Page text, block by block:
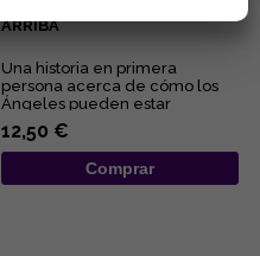
ARRIBA
Una historia en primera
persona acerca de cómo los
Ángeles pueden estar
presentes en nuestra vida,
protegiéndo...
12,50 €
Comprar